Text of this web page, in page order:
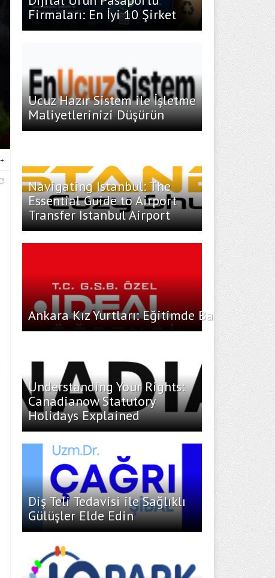
+
Firmaları: En İyi 10 Şirket
Ucuz Hazır Sistem ile İşletme
Maliyetlerinizi Düşürün
Navigating Istanbul: The
Essential Guide to Airport
Transfer Istanbul Airport
Ankara Kız Yurtları: Eğitimde Başarı İçin
Understanding Your Rights:
Canadianow Statutory
Holidays Explained
Diş Teli Tedavisi ile Sağlıklı
Gülüşler Elde Edin